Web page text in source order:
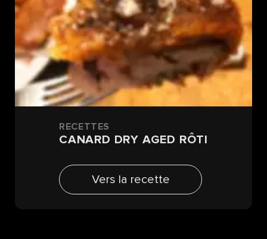
RECETTES
CANARD DRY AGED RÔTI
Vers la recette